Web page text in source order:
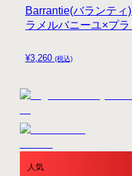
¥3,260 (税込)
Barrantie(バランテ
ラメルバニーユ×プラ
人気